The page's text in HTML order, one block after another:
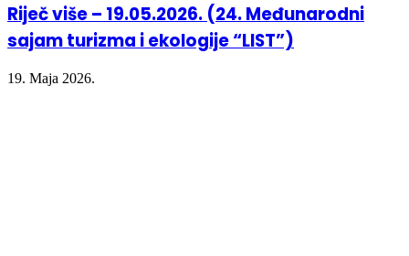
Riječ više – 19.05.2026. (24. Međunarodni
sajam turizma i ekologije “LIST”)
19. Maja 2026.